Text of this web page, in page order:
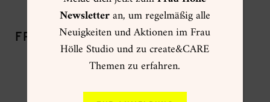
FRAU HÖLLE EMPFEHLUNG:
Newsletteran, um regelmäßig alle
Neuigkeiten und Aktionen im Frau
Hölle Studio und zu create&CARE
Themen zu erfahren.